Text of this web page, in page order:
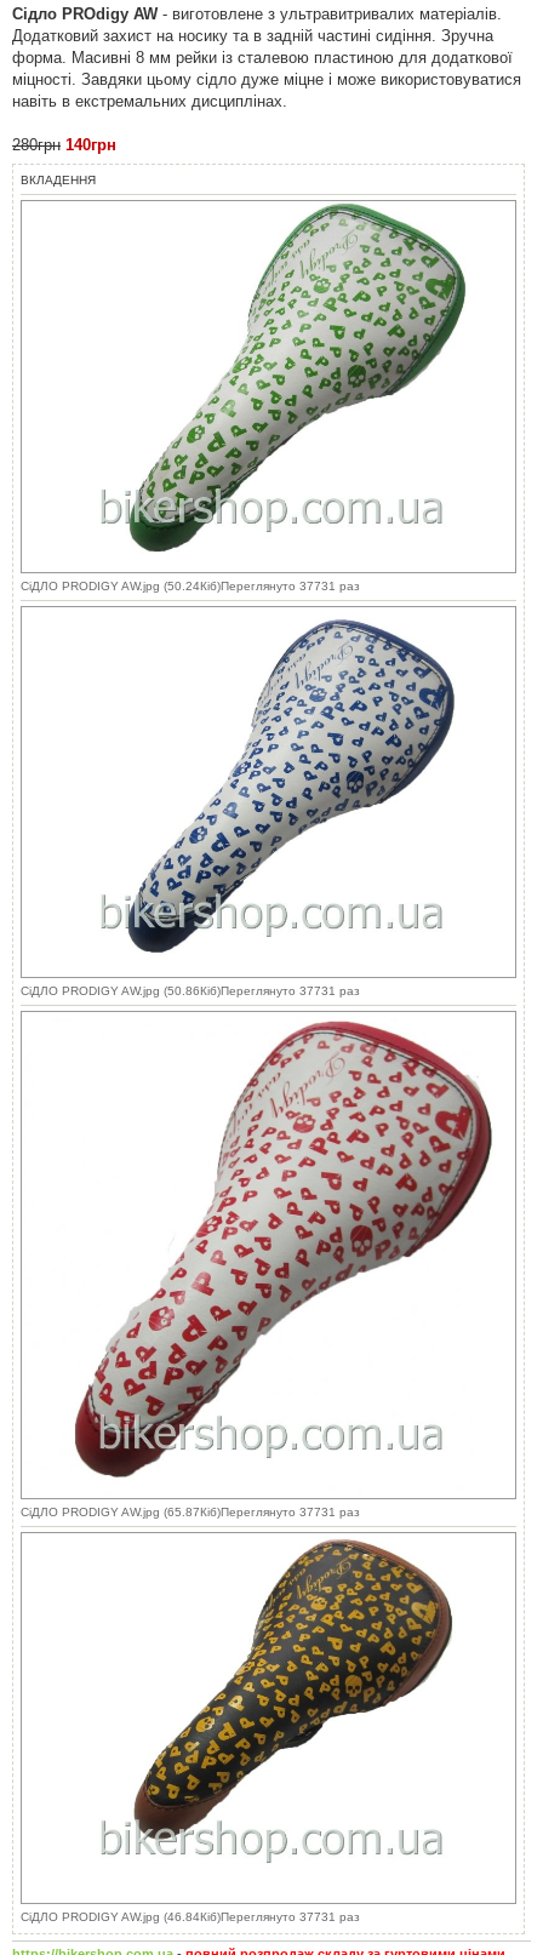
о
в
і
д
о
м
л
е
н
я
Сідло PROdigy AW - виготовлене з ультравитривалих матеріалів.
Додатковий захист на носику та в задній частині сидіння. Зручна
форма. Масивні 8 мм рейки із сталевою пластиною для додаткової
міцності. Завдяки цьому сідло дуже міцне і може використовуватися
навіть в екстремальних дисциплінах.
280грн 140грн
ВКЛАДЕННЯ
СіДЛО PRODIGY AW.jpg (50.24Кіб)Переглянуто 37731 раз
СіДЛО PRODIGY AW.jpg (50.86Кіб)Переглянуто 37731 раз
СіДЛО PRODIGY AW.jpg (65.87Кіб)Переглянуто 37731 раз
СіДЛО PRODIGY AW.jpg (46.84Кіб)Переглянуто 37731 раз